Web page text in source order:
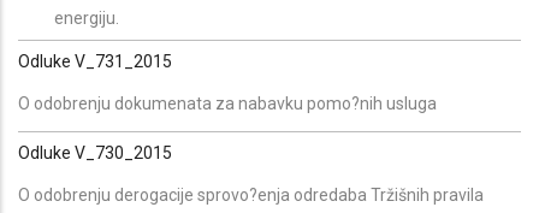
energiju.
Odluke V_731_2015
O odobrenju dokumenata za nabavku pomo?nih usluga
Odluke V_730_2015
O odobrenju derogacije sprovo?enja odredaba Tržišnih pravila